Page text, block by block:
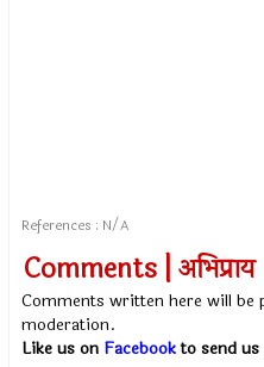
References : N/A
Comments | अभिप्राय
Comments written here will be
moderation.
Like us on Facebookto send us